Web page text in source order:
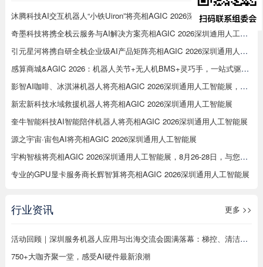
沐腾科技AI交互机器人“小铁Uiron”将亮相AGIC 2026深圳通用人工智能展
奇墨科技将携全栈云服务与AI解决方案亮相AGIC 2026深圳通用人工智能展
引元星河将携自研全栈企业级AI产品矩阵亮相AGIC 2026深圳通用人工智能展
感算商城&AGIC 2026：机器人关节+无人机BMS+灵巧手，一站式驱动智能未来
影智AI咖啡、冰淇淋机器人将亮相AGIC 2026深圳通用人工智能展，展示数字劳动力新形态
新宏新科技水域救援机器人将亮相AGIC 2026深圳通用人工智能展
奎牛智能科技AI智能陪伴机器人将亮相AGIC 2026深圳通用人工智能展
源之宇宙·宙包AI将亮相AGIC 2026深圳通用人工智能展
宇构智核将亮相AGIC 2026深圳通用人工智能展，8月26-28日，与您相约12C93展位，解锁意念交互新玩法
专业的GPU显卡服务商长辉智算将亮相AGIC 2026深圳通用人工智能展
行业资讯 更多 >>
活动回顾｜深圳服务机器人应用与出海交流会圆满落幕：梯控、清洁、配送、烹饪、工业机器人同台分享，合规、渠道、场景干货全覆盖
750+大咖齐聚一堂，感受AI硬件最新浪潮